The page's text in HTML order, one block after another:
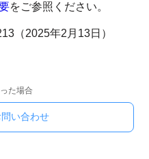
をご参照ください。
（2025年2月13日）
た場合
い合わせ